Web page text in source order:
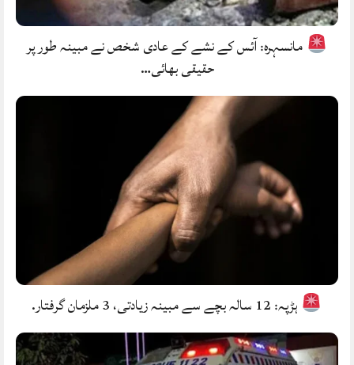
مانسہرہ: آئس کے نشے کے عادی شخص نے مبینہ طور پر
حقیقی بھائی…
ہڑپہ: 12 سالہ بچے سے مبینہ زیادتی، 3 ملزمان گرفتار.